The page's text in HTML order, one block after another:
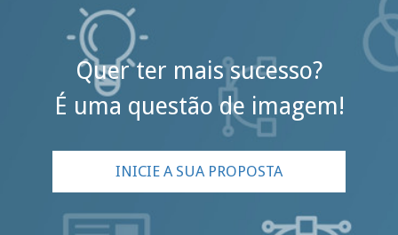
Quer ter mais sucesso?
É uma questão de imagem!
INICIE A SUA PROPOSTA